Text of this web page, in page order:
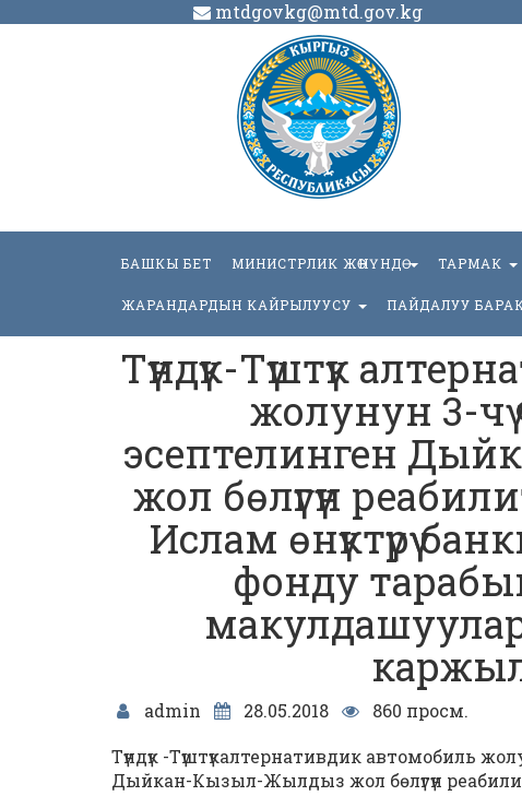
mtdgovkg@mtd.gov.kg
БАШКЫ БЕТ МИНИСТРЛИК ЖӨНҮНДӨ ТАРМАК
ЖАРАНДАРДЫН КАЙРЫЛУУСУ ПАЙДАЛУУ
Түндүк-Түштүк
жолунун 3-
эсептелинген
жол бөлүгүн
Ислам өнүктүрүү
фонду
admin 28.05.2018
860 просм.
Түндүк -Түштүкалтернативдик автомобиль
Дыйкан-Кызыл-Жылдыз жол бөлүгүн